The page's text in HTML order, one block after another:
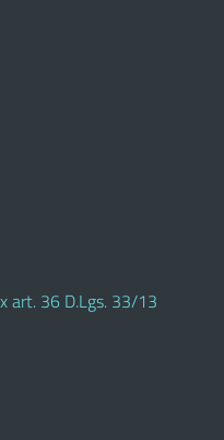
art. 36 D.Lgs. 33/13